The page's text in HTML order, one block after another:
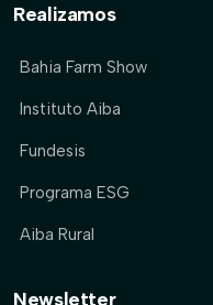
Realizamos
Bahia Farm Show
Instituto Aiba
Fundesis
Programa ESG
Aiba Rural
Newsletter